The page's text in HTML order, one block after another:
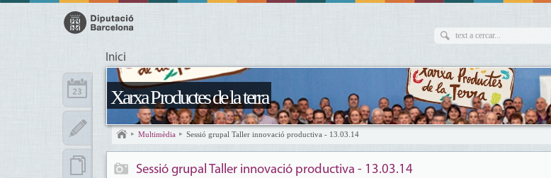
Inici
Xarxa Productes de la terra
Multimèdia Sessió grupal Taller innovació productiva - 13.03.14
Sessió grupal Taller innovació productiva - 13.03.14